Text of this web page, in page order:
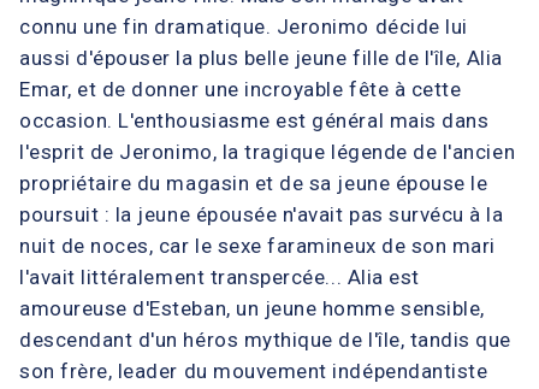
connu une fin dramatique. Jeronimo décide lui
aussi d'épouser la plus belle jeune fille de l'île, Alia
Emar, et de donner une incroyable fête à cette
occasion. L'enthousiasme est général mais dans
l'esprit de Jeronimo, la tragique légende de l'ancien
propriétaire du magasin et de sa jeune épouse le
poursuit : la jeune épousée n'avait pas survécu à la
nuit de noces, car le sexe faramineux de son mari
l'avait littéralement transpercée... Alia est
amoureuse d'Esteban, un jeune homme sensible,
descendant d'un héros mythique de l'île, tandis que
son frère, leader du mouvement indépendantiste